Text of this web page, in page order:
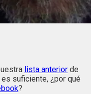
lista anterior de
suficiente, ¿por qué
?